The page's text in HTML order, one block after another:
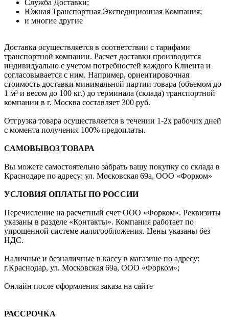
Служба Доставки;
Южная Транспортная Экспедиционная Компания;
и многие другие
Доставка осуществляется в соответствии с тарифами
транспортной компании. Расчет доставки производится
индивидуально с учетом потребностей каждого Клиента и
согласовывается с ним. Например, ориентировочная
стоимость доставки минимальной партии товара (объемом до
1 м³ и весом до 100 кг.) до терминала (склада) транспортной
компании в г. Москва составляет 300 руб.
Отгрузка товара осуществляется в течении 1-2х рабочих дней
с момента получения 100% предоплаты.
САМОВЫВОЗ ТОВАРА
Вы можете самостоятельно забрать вашу покупку со склада в
Краснодаре по адресу: ул. Московская 69а, ООО «Форком»
УСЛОВИЯ ОПЛАТЫ ПО РОССИИ
Перечисление на расчетный счет ООО «Форком». Реквизиты
указаны в разделе «Контакты». Компания работает по
упрощенной системе налогообложения. Цены указаны без
НДС.
Наличные и безналичные в кассу в магазине по адресу:
г.Краснодар, ул. Московская 69а, ООО «Форком»;
Онлайн после оформления заказа на сайте
РАССРОЧКА